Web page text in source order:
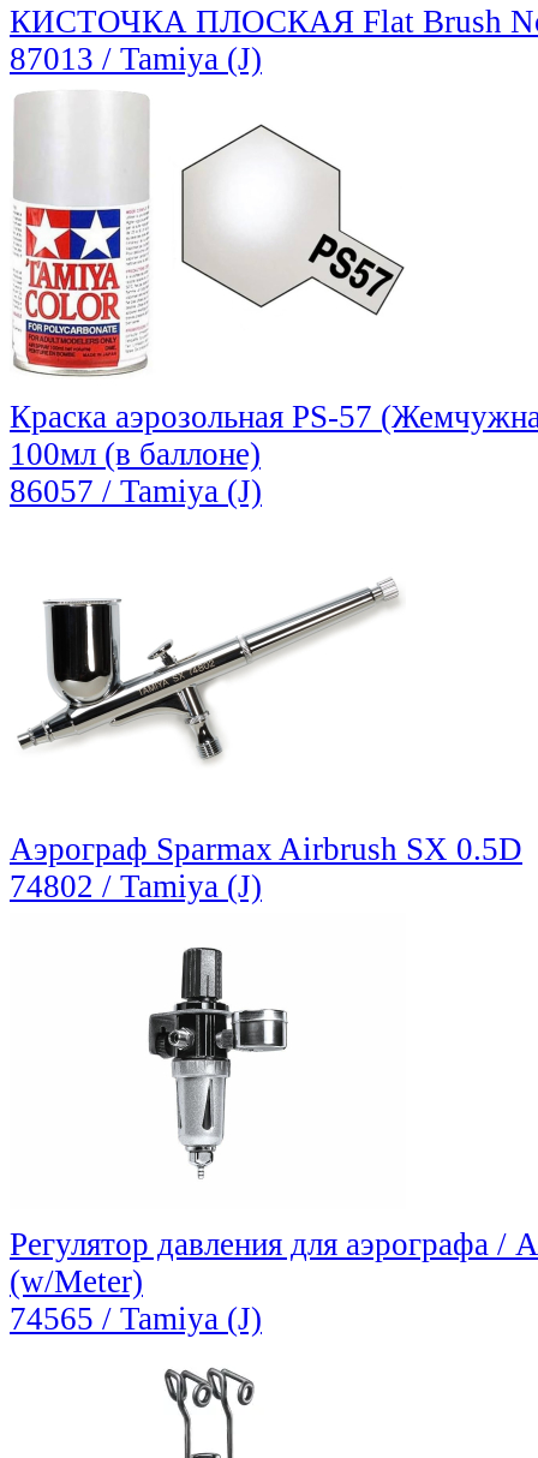
КИСТОЧКА ПЛОСКАЯ Flat Brush
87013 / Tamiya (J)
Краска аэрозольная PS-57
100мл (в баллоне)
86057 / Tamiya (J)
Аэрограф Sparmax Airbrush SX 0.5D
74802 / Tamiya (J)
Регулятор давления для аэрографа /
(w/Meter)
74565 / Tamiya (J)